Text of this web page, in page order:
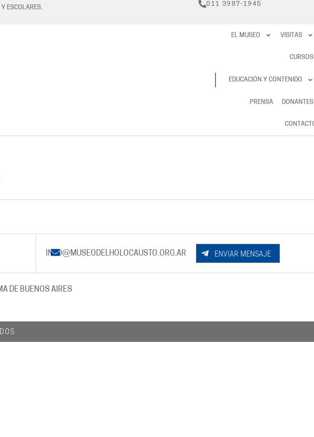
ESCOLARES.
011 3987-1945
RESERVAS
EL MUSEO VISITAS
CURSOS
EDUCACIÓN Y CONTENIDO
PRENSA DONANTES
INFO@MUSEODELHOLOCAUSTO.ORG.AR ENVIAR MENSAJE
DE BUENOS AIRES